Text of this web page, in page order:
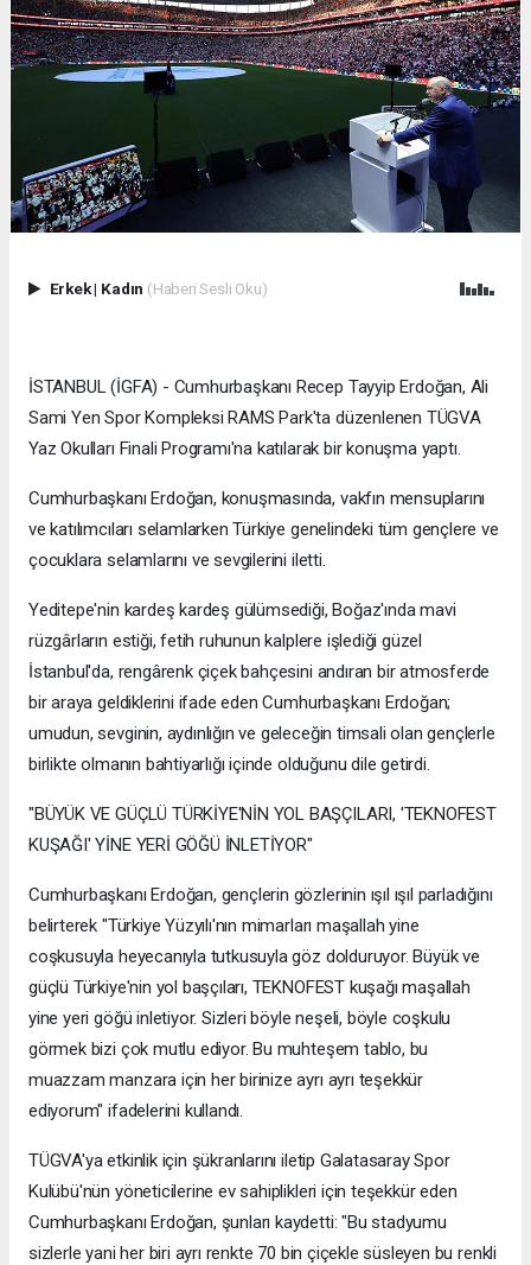
Erkek| Kadın (Haberi Sesli Oku)
İSTANBUL (İGFA) - Cumhurbaşkanı Recep Tayyip Erdoğan, Ali
Sami Yen Spor Kompleksi RAMS Park'ta düzenlenen TÜGVA
Yaz Okulları Finali Programı'na katılarak bir konuşma yaptı.
Cumhurbaşkanı Erdoğan, konuşmasında, vakfın mensuplarını
ve katılımcıları selamlarken Türkiye genelindeki tüm gençlere ve
çocuklara selamlarını ve sevgilerini iletti.
Yeditepe'nin kardeş kardeş gülümsediği, Boğaz'ında mavi
rüzgârların estiği, fetih ruhunun kalplere işlediği güzel
İstanbul'da, rengârenk çiçek bahçesini andıran bir atmosferde
bir araya geldiklerini ifade eden Cumhurbaşkanı Erdoğan;
umudun, sevginin, aydınlığın ve geleceğin timsali olan gençlerle
birlikte olmanın bahtiyarlığı içinde olduğunu dile getirdi.
"BÜYÜK VE GÜÇLÜ TÜRKİYE'NİN YOL BAŞÇILARI, 'TEKNOFEST
KUŞAĞI' YİNE YERİ GÖĞÜ İNLETİYOR"
Cumhurbaşkanı Erdoğan, gençlerin gözlerinin ışıl ışıl parladığını
belirterek "Türkiye Yüzyılı'nın mimarları maşallah yine
coşkusuyla heyecanıyla tutkusuyla göz dolduruyor. Büyük ve
güçlü Türkiye'nin yol başçıları, TEKNOFEST kuşağı maşallah
yine yeri göğü inletiyor. Sizleri böyle neşeli, böyle coşkulu
görmek bizi çok mutlu ediyor. Bu muhteşem tablo, bu
muazzam manzara için her birinize ayrı ayrı teşekkür
ediyorum" ifadelerini kullandı.
TÜGVA'ya etkinlik için şükranlarını iletip Galatasaray Spor
Kulübü'nün yöneticilerine ev sahiplikleri için teşekkür eden
Cumhurbaşkanı Erdoğan, şunları kaydetti: "Bu stadyumu
sizlerle yani her biri ayrı renkte 70 bin çiçekle süsleyen bu renkli